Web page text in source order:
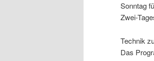
Sonntag
Zwei-
Technik
Das